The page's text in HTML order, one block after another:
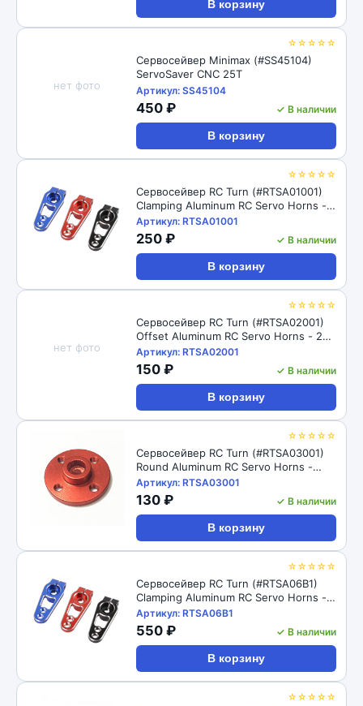
В корзину
☆☆☆☆☆
нет фото
Сервосейвер Minimax (#SS45104)
ServoSaver CNC 25T
Артикул: SS45104
450 ₽ ✓ В наличии
В корзину
☆☆☆☆☆
Сервосейвер RC Turn (#RTSA01001)
Clamping Aluminum RC Servo Horns -
25T 31x7mm, L=15/19mm
Артикул: RTSA01001
250 ₽ ✓ В наличии
В корзину
☆☆☆☆☆
нет фото
Сервосейвер RC Turn (#RTSA02001)
Offset Aluminum RC Servo Horns - 25T
26x9.5mm, L=13/16/19mm
Артикул: RTSA02001
150 ₽ ✓ В наличии
В корзину
☆☆☆☆☆
Сервосейвер RC Turn (#RTSA03001)
Round Aluminum RC Servo Horns -
25/24T 24.5x5mm, L=8.5mm
Артикул: RTSA03001
130 ₽ ✓ В наличии
В корзину
☆☆☆☆☆
Сервосейвер RC Turn (#RTSA06B1)
Clamping Aluminum RC Servo Horns -
25T 33mm (18/22mm)
Артикул: RTSA06B1
550 ₽ ✓ В наличии
В корзину
☆☆☆☆☆